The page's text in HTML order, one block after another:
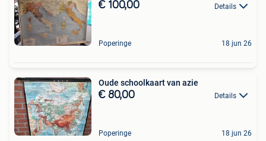
€ 100,00 Details
Poperinge 18 jun 26
Oude schoolkaart van azie
€ 80,00 Details
Poperinge 18 jun 26